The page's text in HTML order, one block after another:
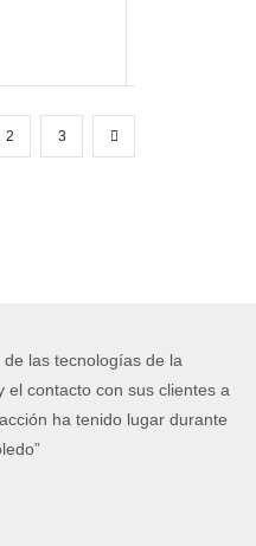
2 3
las tecnologías de la
el contacto con sus clientes a
ha tenido lugar durante